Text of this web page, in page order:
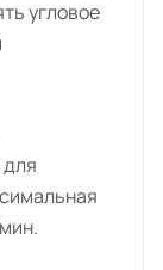
угловое